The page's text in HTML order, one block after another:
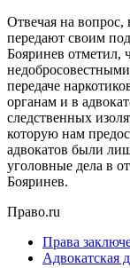
Отвечая на вопрос,
передают своим
Бояринев отметил,
передаче
органам и в
следственных
которую нам
адвокатов были
уголовные дела в
Бояринев.
Право.ru
Права
Адвокатская